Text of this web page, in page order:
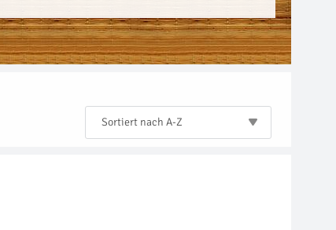
Sortiert nach A-Z